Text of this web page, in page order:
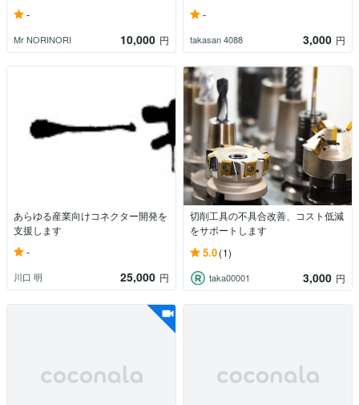
-
Mr NORINORI 10,000 円
-
takasan 4088 3,000 円
あらゆる産業向けコネクター開発を
支援します
-
川口 明 25,000 円
切削工具の不具合改善、コスト低減
をサポートします
5.0(1)
taka00001 3,000 円